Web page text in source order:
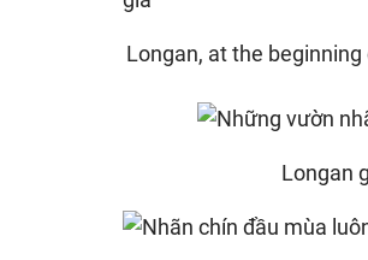
Longan, at the
Longan